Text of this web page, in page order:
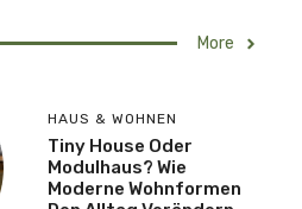
More
HAUS & WOHNEN
Tiny House Oder
Modulhaus? Wie
Moderne Wohnformen